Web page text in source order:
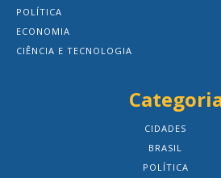
POLÍTICA
ECONOMIA
CIÊNCIA E TECNOLOGIA
CIDADES
BRASIL
POLÍTICA